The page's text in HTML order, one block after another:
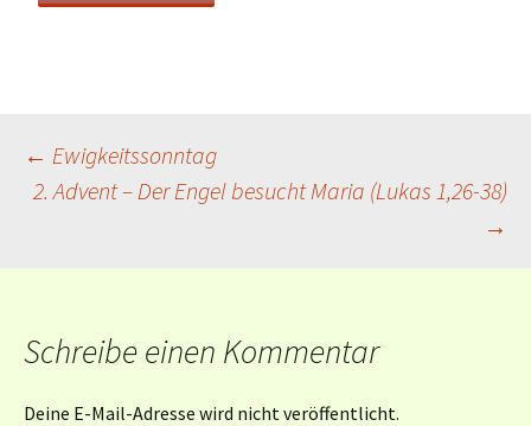
Beitragsnavigation
← Ewigkeitssonntag
2. Advent – Der Engel besucht Maria (Lukas 1,26-38)
→
Schreibe einen Kommentar
Deine E-Mail-Adresse wird nicht veröffentlicht.